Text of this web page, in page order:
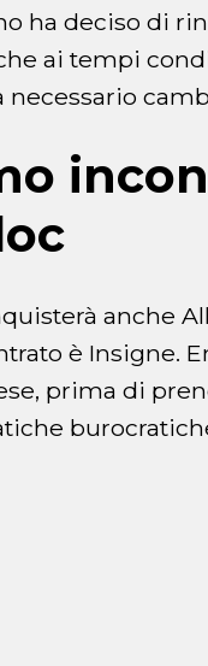
ha deciso di
ai tempi
necessario
anche
è Insigne.
prima di